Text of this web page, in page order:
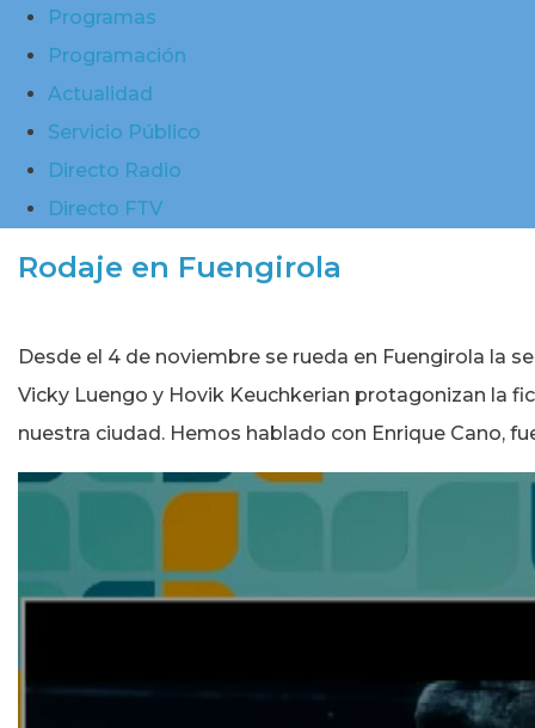
Programas
Programación
Actualidad
Servicio Público
Directo Radio
Directo FTV
Rodaje en Fuengirola
Desde el 4 de noviembre se rueda en Fuengirola la
Vicky Luengo y Hovik Keuchkerian protagonizan la
nuestra ciudad. Hemos hablado con Enrique Cano,